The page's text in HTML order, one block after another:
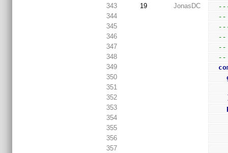
343
19 JonasDC
344
--
345
346
--
347
--
348
349
350
351
352
353
354
355
356
357